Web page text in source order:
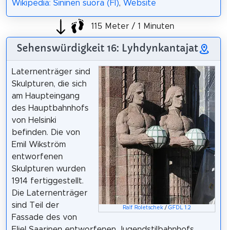
Wikipedia: Sininen suora (FI), Website
115 Meter / 1 Minuten
Sehenswürdigkeit 16: Lyhdynkantajat
Ralf Roletschek /GFDL 1.2
Laternenträger sind
Skulpturen, die sich
am Haupteingang
des Hauptbahnhofs
von Helsinki
befinden. Die von
Emil Wikström
entworfenen
Skulpturen wurden
1914 fertiggestellt.
Die Laternenträger
sind Teil der
Fassade des von